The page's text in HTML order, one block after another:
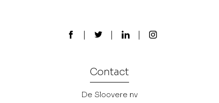
Contact
De Sloovere nv